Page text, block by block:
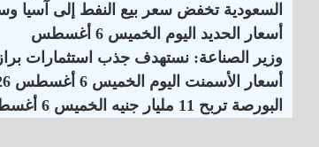
السعودية تخفض سعر بيع النفط إلى آسيا
أسعار الحديد اليوم الخميس 6 أغسطس
وزير الصناعة: نستهدف جذب استثمارات
أسعار الأسمنت اليوم الخميس 6 أغسطس 2026
البورصة تربح 11 مليار جنيه الخميس 6 أغسطس 2026